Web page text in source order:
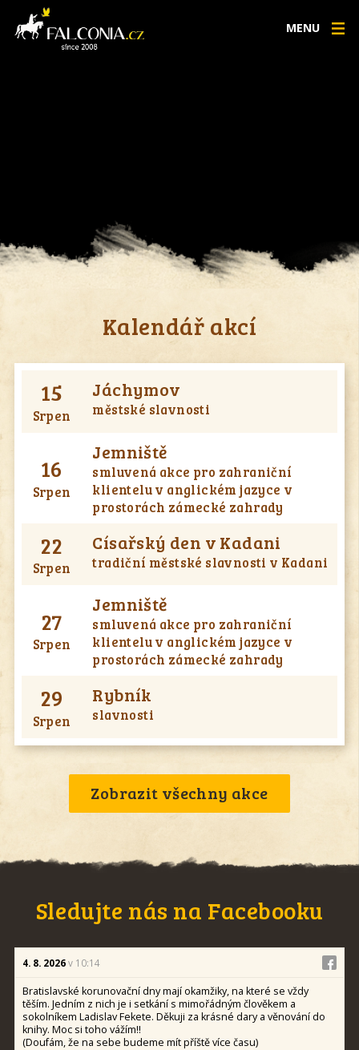
MENU
Kalendář akcí
15
Srpen
Jáchymov
městské slavnosti
16
Srpen
Jemniště
smluvená akce pro zahraniční
klientelu v anglickém jazyce v
prostorách zámecké zahrady
22
Srpen
Císařský den v Kadani
tradiční městské slavnosti v Kadani
27
Srpen
Jemniště
smluvená akce pro zahraniční
klientelu v anglickém jazyce v
prostorách zámecké zahrady
29
Srpen
Rybník
slavnosti
Zobrazit všechny akce
Sledujte nás na Facebooku
4. 8. 2026v 10:14
Bratislavské korunovační dny mají okamžiky, na které se vždy
těším. Jedním z nich je i setkání s mimořádným člověkem a
sokolníkem Ladislav Fekete. Děkuji za krásné dary a věnování do
knihy. Moc si toho vážím!!
(Doufám, že na sebe budeme mít příště více času)